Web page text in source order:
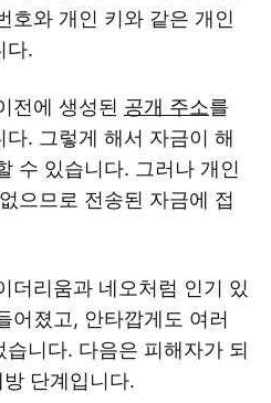
호와 개인 키와 같은 개인
다.
전에 생성된 공개 주소를
. 그렇게 해서 자금이 해
수 있습니다. 그러나 개인
으므로 전송된 자금에 접
더리움과 네오처럼 인기 있
어졌고, 안타깝게도 여러
니다. 다음은 피해자가 되
단계입니다.